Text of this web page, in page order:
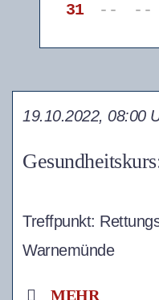
31
-- --
19.10.2022, 08:00
Treffpunkt:
Warnemünde
MEHR